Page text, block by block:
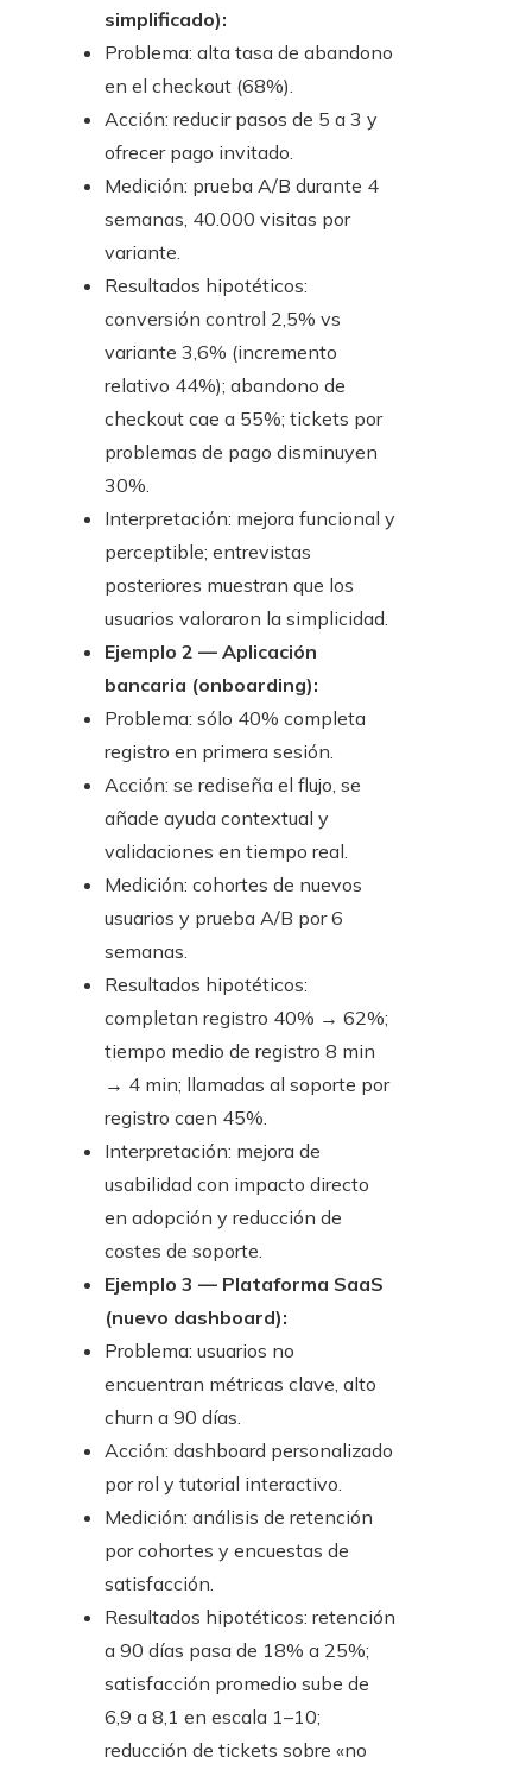
simplificado):
Problema: alta tasa de abandono
en el checkout (68%).
Acción: reducir pasos de 5 a 3 y
ofrecer pago invitado.
Medición: prueba A/B durante 4
semanas, 40.000 visitas por
variante.
Resultados hipotéticos:
conversión control 2,5% vs
variante 3,6% (incremento
relativo 44%); abandono de
checkout cae a 55%; tickets por
problemas de pago disminuyen
30%.
Interpretación: mejora funcional y
perceptible; entrevistas
posteriores muestran que los
usuarios valoraron la simplicidad.
Ejemplo 2 — Aplicación
bancaria (onboarding):
Problema: sólo 40% completa
registro en primera sesión.
Acción: se rediseña el flujo, se
añade ayuda contextual y
validaciones en tiempo real.
Medición: cohortes de nuevos
usuarios y prueba A/B por 6
semanas.
Resultados hipotéticos:
completan registro 40% → 62%;
tiempo medio de registro 8 min
→ 4 min; llamadas al soporte por
registro caen 45%.
Interpretación: mejora de
usabilidad con impacto directo
en adopción y reducción de
costes de soporte.
Ejemplo 3 — Plataforma SaaS
(nuevo dashboard):
Problema: usuarios no
encuentran métricas clave, alto
churn a 90 días.
Acción: dashboard personalizado
por rol y tutorial interactivo.
Medición: análisis de retención
por cohortes y encuestas de
satisfacción.
Resultados hipotéticos: retención
a 90 días pasa de 18% a 25%;
satisfacción promedio sube de
6,9 a 8,1 en escala 1–10;
reducción de tickets sobre «no